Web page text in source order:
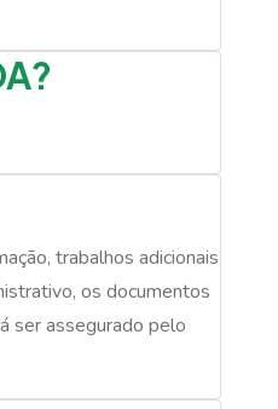
trabalhos adicionais
os documentos
ser assegurado pelo